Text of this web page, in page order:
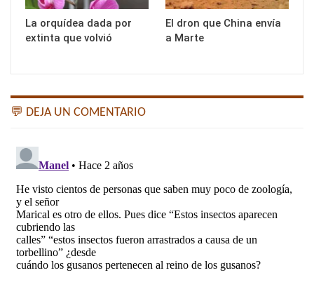
La orquídea dada por
extinta que volvió
El dron que China envía
a Marte
💬 DEJA UN COMENTARIO